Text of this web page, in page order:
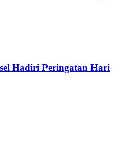
Hadiri Peringatan Hari